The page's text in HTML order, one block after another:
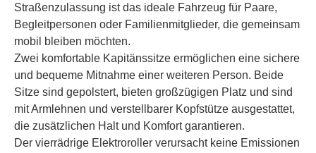
Straßenzulassung ist das ideale Fahrzeug für Paare,
Begleitpersonen oder Familienmitglieder, die gemeinsam
mobil bleiben möchten.
Zwei komfortable Kapitänssitze ermöglichen eine sichere
und bequeme Mitnahme einer weiteren Person. Beide
Sitze sind gepolstert, bieten großzügigen Platz und sind
mit Armlehnen und verstellbarer Kopfstütze ausgestattet,
die zusätzlichen Halt und Komfort garantieren.
Der vierrädrige Elektroroller verursacht keine Emissionen